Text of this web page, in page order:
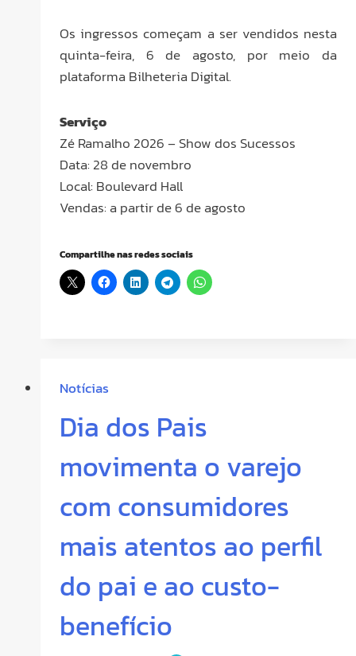
Os ingressos começam a ser vendidos nesta
quinta-feira, 6 de agosto, por meio da
plataforma Bilheteria Digital.
Serviço
Zé Ramalho 2026 – Show dos Sucessos
Data: 28 de novembro
Local: Boulevard Hall
Vendas: a partir de 6 de agosto
Compartilhe nas redes sociais
Notícias
Dia dos Pais
movimenta o varejo
com consumidores
mais atentos ao perfil
do pai e ao custo-
benefício